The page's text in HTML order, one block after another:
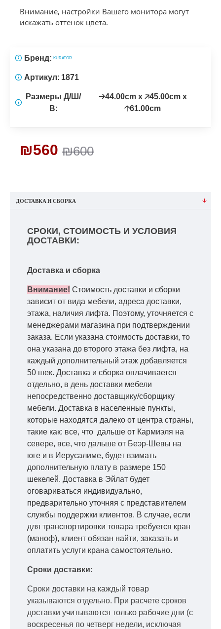
Внимание, настройки Вашего монитора могут
искажать оттенок цвета.
₪600
₪560
Бренд: KURATOR
Артикул: 1871
Размеры Д/Ш/
В:
🡢44.00cm x 🡥45.00cm x
🡡61.00cm
ДОСТАВКА И СБОРКА
СРОКИ, СТОИМОСТЬ И УСЛОВИЯ
ДОСТАВКИ:
Доставка и сборка
Внимание! Стоимость доставки и сборки
зависит от вида мебели, адреса доставки,
этажа, наличия лифта. Поэтому, уточняется с
менеджерами магазина при подтверждении
заказа. Если указана стоимость доставки, то
она указана до второго этажа без лифта, на
каждый дополнительный этаж добавляется
50 шек. Доставка и сборка оплачивается
отдельно, в день доставки мебели
непосредственно доставщику/сборщику
мебели. Доставка в населенные пункты,
которые находятся далеко от центра страны,
такие как: все, что дальше от Кармиэля на
севере, все, что дальше от Беэр-Шевы на
юге и в Иерусалиме, будет взимать
дополнительную плату в размере 150
шекелей. Доставка в Эйлат будет
оговариваться индивидуально,
предварительно уточняя с представителем
службы поддержки клиентов. В случае, если
для транспортировки товара требуется кран
(маноф), клиент обязан найти, заказать и
оплатить услуги крана самостоятельно.
Сроки доставки:
Сроки доставки на каждый товар
указываются отдельно. При расчете сроков
доставки учитываются только рабочие дни (с
воскресенья по четверг недели, исключая